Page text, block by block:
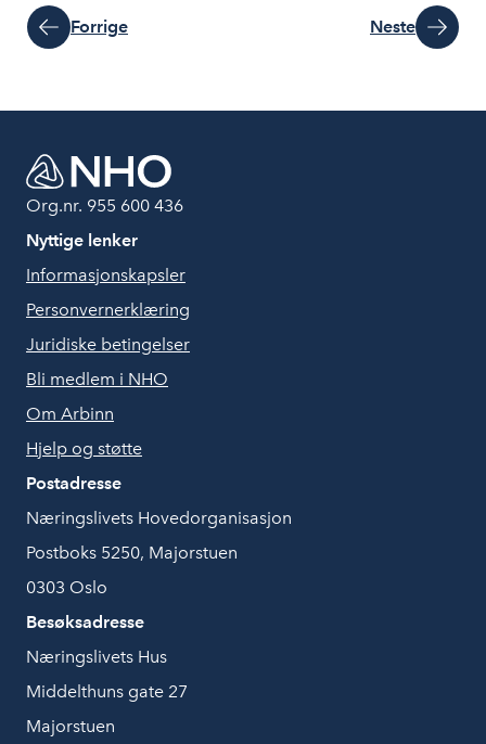
Forrige Neste
Org.nr. 955 600 436
Nyttige lenker
Informasjonskapsler
Personvernerklæring
Juridiske betingelser
Bli medlem i NHO
Om Arbinn
Hjelp og støtte
Postadresse
Næringslivets Hovedorganisasjon
Postboks 5250, Majorstuen
0303 Oslo
Besøksadresse
Næringslivets Hus
Middelthuns gate 27
Majorstuen